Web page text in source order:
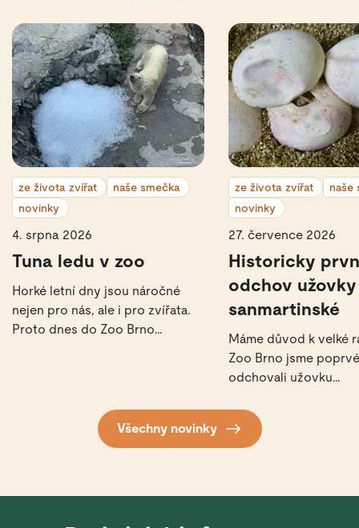
ze života zvířat
naše smečka
novinky
4. srpna 2026
Tuna ledu v zoo
Horké letní dny jsou náročné
nejen pro nás, ale i pro zvířata.
Proto dnes do Zoo Brno
ze života zvířat
naše
novinky
27. července 2026
Historicky
odchov užovky
sanmartinské
Máme důvod k velké
Zoo Brno jsme poprvé
odchovali užovku
Všechny novinky